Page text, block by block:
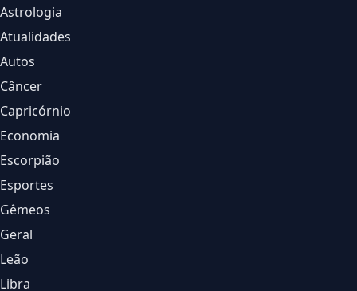
Astrologia
Atualidades
Autos
Câncer
Capricórnio
Economia
Escorpião
Esportes
Gêmeos
Geral
Leão
Libra